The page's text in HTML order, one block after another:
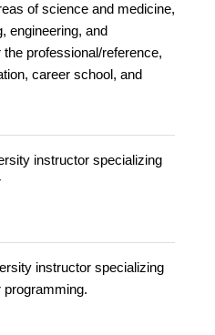
of science and medicine,
engineering, and
professional/reference,
career school, and
instructor specializing
instructor specializing
programming.